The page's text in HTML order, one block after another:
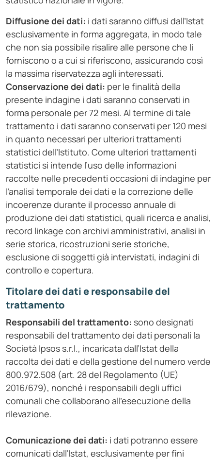
Diffusione dei dati: i dati saranno diffusi dall’Istat
esclusivamente in forma aggregata, in modo tale
che non sia possibile risalire alle persone che li
forniscono o a cui si riferiscono, assicurando così
la massima riservatezza agli interessati.
Conservazione dei dati: per le finalità della
presente indagine i dati saranno conservati in
forma personale per 72 mesi. Al termine di tale
trattamento i dati saranno conservati per 120 mesi
in quanto necessari per ulteriori trattamenti
statistici dell’Istituto. Come ulteriori trattamenti
statistici si intende l’uso delle informazioni
raccolte nelle precedenti occasioni di indagine per
l’analisi temporale dei dati e la correzione delle
incoerenze durante il processo annuale di
produzione dei dati statistici, quali ricerca e analisi,
record linkage con archivi amministrativi, analisi in
serie storica, ricostruzioni serie storiche,
esclusione di soggetti già intervistati, indagini di
controllo e copertura.
Titolare dei dati e responsabile del
trattamento
Responsabili del trattamento: sono designati
responsabili del trattamento dei dati personali la
Società Ipsos s.r.l., incaricata dall’Istat della
raccolta dei dati e della gestione del numero verde
800.972.508 (art. 28 del Regolamento (UE)
2016/679), nonché i responsabili degli uffici
comunali che collaborano all'esecuzione della
rilevazione.
Comunicazione dei dati: i dati potranno essere
comunicati dall’Istat, esclusivamente per fini